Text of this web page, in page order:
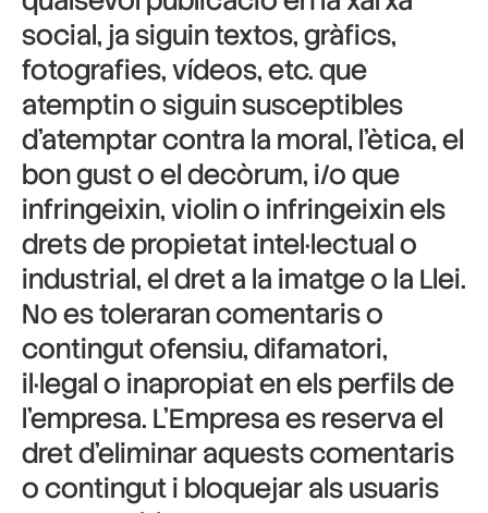
social, ja siguin textos, gràfics,
fotografies, vídeos, etc. que
atemptin o siguin susceptibles
d’atemptar contra la moral, l’ètica, el
bon gust o el decòrum, i/o que
infringeixin, violin o infringeixin els
drets de propietat intel·lectual o
industrial, el dret a la imatge o la Llei.
No es toleraran comentaris o
contingut ofensiu, difamatori,
il·legal o inapropiat en els perfils de
l’empresa. L’Empresa es reserva el
dret d’eliminar aquests comentaris
o contingut i bloquejar als usuaris